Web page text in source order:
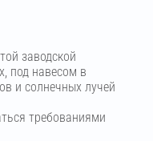
заводской
под навесом в
и солнечных лучей
требованиями